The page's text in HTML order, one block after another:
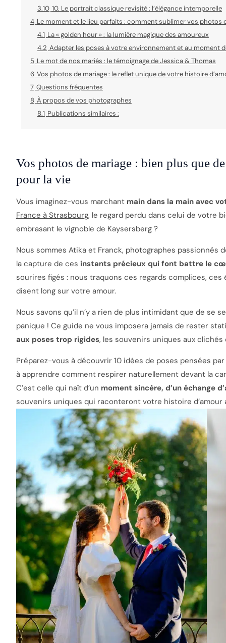
3.10 10. Le portrait classique revisité : l’élégance intemporelle
4 Le moment et le lieu parfaits : comment sublimer vos photos
4.1 La « golden hour » : la lumière magique des amoureux
4.2 Adapter les poses à votre environnement et au moment
5 Le mot de nos mariés : le témoignage de Jessica & Thomas
6 Vos photos de mariage : le reflet unique de votre histoire
7 Questions fréquentes
8 À propos de vos photographes
8.1 Publications similaires :
Vos photos de mariage : bien plus que
pour la vie
Vous imaginez-vous marchant main dans la main avec
France à Strasbourg, le regard perdu dans celui de votre
embrasant le vignoble de Kaysersberg ?
Nous sommes Atika et Franck, photographes passionnés
la capture de ces instants précieux qui font battre le
sourires figés : nous traquons ces regards complices,
disent long sur votre amour.
Nous savons qu’il n’y a rien de plus intimidant que de se
panique ! Ce guide ne vous imposera jamais de rester
aux poses trop rigides, les souvenirs uniques aux clichés
Préparez-vous à découvrir 10 idées de poses pensées
à apprendre comment respirer naturellement devant la
C’est celle qui naît d’un moment sincère, d’un échange
souvenirs uniques qui raconteront votre histoire